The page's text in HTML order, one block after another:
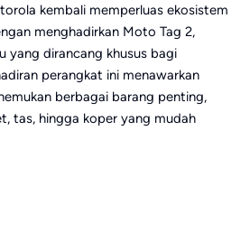
kembali memperluas ekosistem
menghadirkan Moto Tag 2,
yang dirancang khusus bagi
perangkat ini menawarkan
berbagai barang penting,
tas, hingga koper yang mudah